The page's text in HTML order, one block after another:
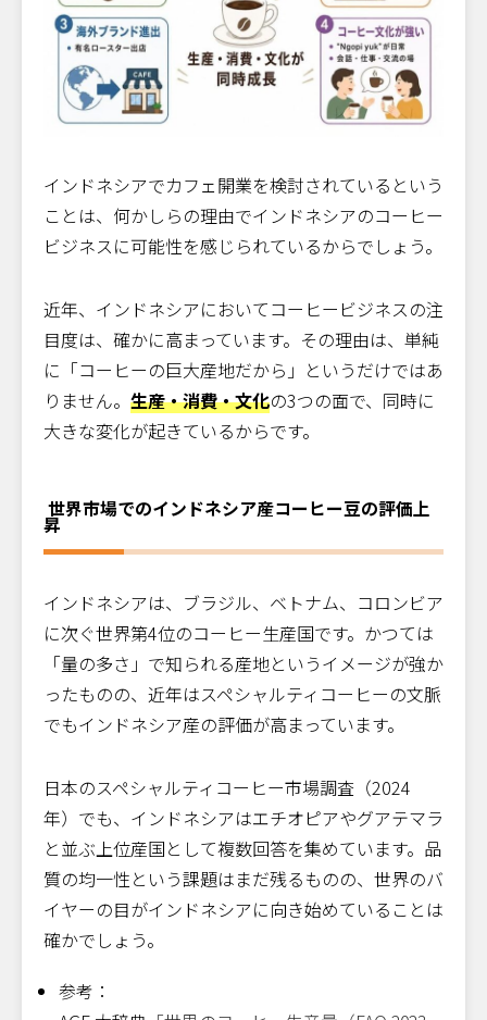
日本企業・起業家がコーヒービジネスに
参入する際のヒント
コーヒー豆の仕入れルート
ハラール対応の基本
インドネシアのコーヒー市場は成長性と
現地適応の両面で見る
インドネシアでカフェ開業を検討されているという
ことは、何かしらの理由でインドネシアのコーヒー
ビジネスに可能性を感じられているからでしょう。
近年、インドネシアにおいてコーヒービジネスの注
目度は、確かに高まっています。その理由は、単純
に「コーヒーの巨大産地だから」というだけではあ
りません。 生産・消費・文化の3つの面で、同時に
大きな変化が起きているからです。
世界市場でのインドネシア産コーヒー豆の評価上
昇
インドネシアは、ブラジル、ベトナム、コロンビア
に次ぐ世界第4位のコーヒー生産国です。かつては
「量の多さ」で知られる産地というイメージが強か
ったものの、近年はスペシャルティコーヒーの文脈
でもインドネシア産の評価が高まっています。
日本のスペシャルティコーヒー市場調査（2024
年）でも、インドネシアはエチオピアやグアテマラ
と並ぶ上位産国として複数回答を集めています。品
質の均一性という課題はまだ残るものの、世界のバ
イヤーの目がインドネシアに向き始めていることは
確かでしょう。
参考：